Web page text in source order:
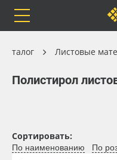
Orafol
Рулонные материалы
Каталог Листовые
Полистирол
Листовые материалы
Полистирол листовой
Листовой
Листовой полистирол
Сортировать:
По наименованию По